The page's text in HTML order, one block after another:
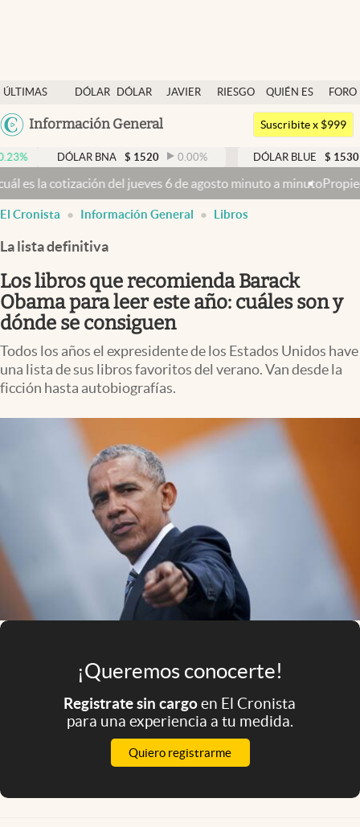
ÚLTIMAS
NOTICIAS
DÓLAR
DÓLAR
JAVIER
RIESGO
QUIÉN ES
QUIÉN
FORO
Argentina
México
Información General
Dólar
Members
Economía y Política
Finanzas y Mercados
Mercados Online
Negocios
Columnistas
Otras secciones
Infotechnology
Eventos Corporativos
Mediakit
abre en nueva pestaña
Suscribite x $999
DÓLAR BNA $ 1520 0.00% DÓLAR BLUE $ 1530 -0.65%
6 de agosto minuto a minutoPropiedad privada: con cruces
El Cronista Información General Libros
La lista definitiva
Los libros que recomienda Barack
Obama para leer este año: cuáles son y
dónde se consiguen
Todos los años el expresidente de los Estados Unidos have
una lista de sus libros favoritos del verano. Van desde la
ficción hasta autobiografías.
¡Queremos conocerte!
Registrate sin cargoen El Cronista
para una experiencia a tu medida.
Quiero registrarme